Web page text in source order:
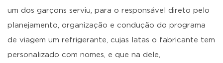
um dos garçons serviu, para o responsável direto pelo
planejamento, organização e condução do programa
de viagem um refrigerante, cujas latas o fabricante tem
personalizado com nomes, e que na dele,